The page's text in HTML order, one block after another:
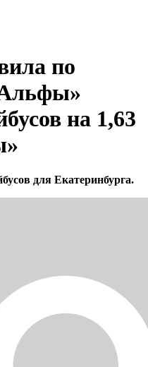
по
на 1,63
для Екатеринбурга.